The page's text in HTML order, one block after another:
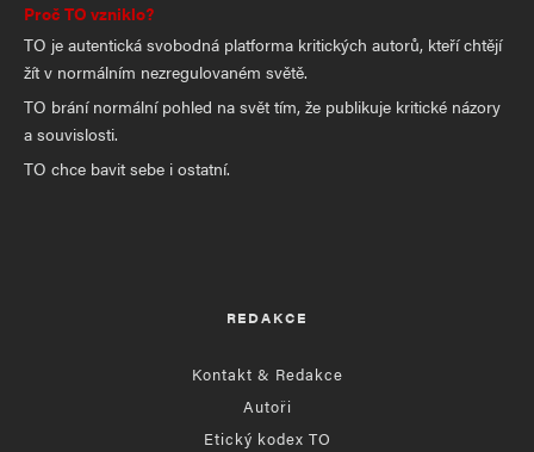
Proč TO vzniklo?
TO je autentická svobodná platforma kritických autorů, kteří chtějí
žít v normálním nezregulovaném světě.
TO brání normální pohled na svět tím, že publikuje kritické názory
a souvislosti.
TO chce bavit sebe i ostatní.
REDAKCE
Kontakt & Redakce
Autoři
Etický kodex TO